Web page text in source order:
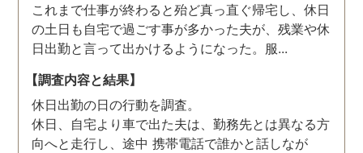
これまで仕事が終わると殆ど真っ直ぐ帰宅し、休日
の土日も自宅で過ごす事が多かった夫が、残業や休
日出勤と言って出かけるようになった。服...
【調査内容と結果】
休日出勤の日の行動を調査。
休日、自宅より車で出た夫は、勤務先とは異なる方
向へと走行し、途中 携帯電話で誰かと話しなが